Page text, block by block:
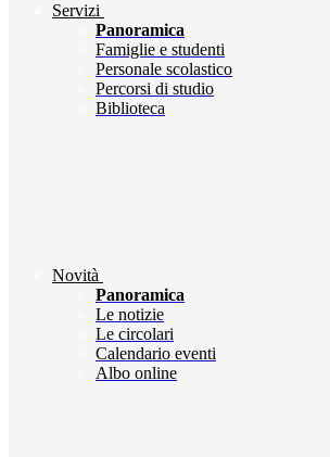
Servizi
Panoramica
Famiglie e studenti
Personale scolastico
Percorsi di studio
Biblioteca
Novità
Panoramica
Le notizie
Le circolari
Calendario eventi
Albo online